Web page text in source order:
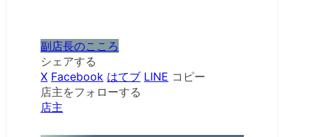
副店長のこころ
シェアする
X Facebook はてブ LINE コピー
店主をフォローする
店主